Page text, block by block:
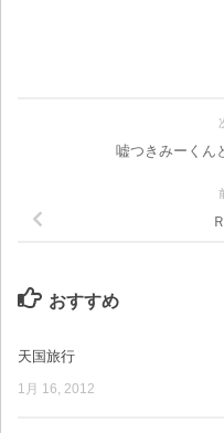
嘘つきみーくん
おすすめ
天国旅行
1月 16, 2012